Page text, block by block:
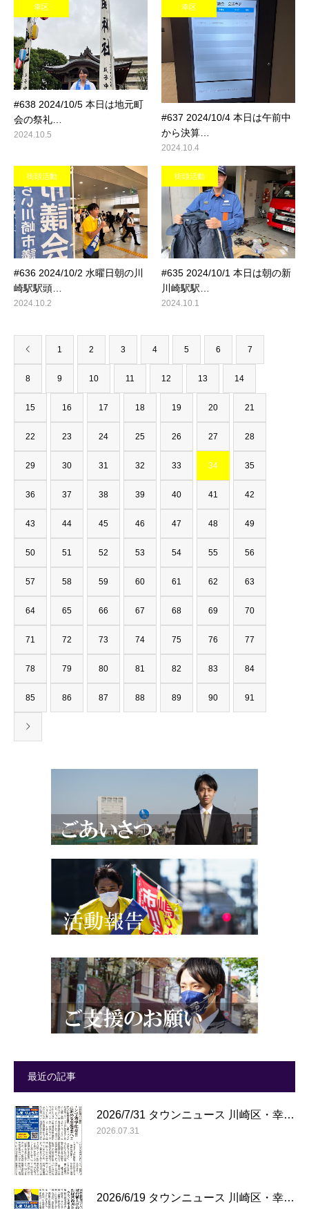
幸区
#638 2024/10/5 本日は地元町
会の祭礼…
2024.10.5
幸区
#637 2024/10/4 本日は午前中
から決算…
2024.10.4
街頭活動
#636 2024/10/2 水曜日朝の川
崎駅駅頭…
2024.10.2
街頭活動
#635 2024/10/1 本日は朝の新
川崎駅駅…
2024.10.1
1 2 3 4 5 6 7
8 9 10 11 12 13 14
15 16 17 18 19 20 21
22 23 24 25 26 27 28
29 30 31 32 33 34 35
36 37 38 39 40 41 42
43 44 45 46 47 48 49
50 51 52 53 54 55 56
57 58 59 60 61 62 63
64 65 66 67 68 69 70
71 72 73 74 75 76 77
78 79 80 81 82 83 84
85 86 87 88 89 90 91
最近の記事
2026/7/31 タウンニュース 川崎区・幸…
2026.07.31
2026/6/19 タウンニュース 川崎区・幸…